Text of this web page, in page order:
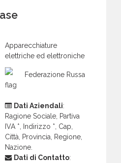
Apparecchiature
elettriche ed elettroniche
Federazione Russa
Dati Aziendali:
Ragione Sociale, Partiva
IVA *, Indirizzo *, Cap,
Città, Provincia, Regione,
Nazione.
Dati di Contatto: